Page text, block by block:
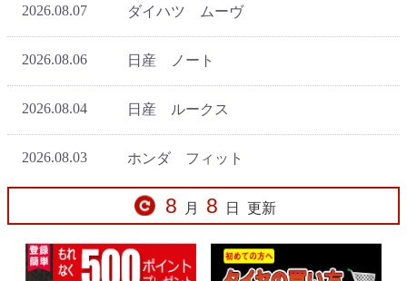
8 月 8 日 更新